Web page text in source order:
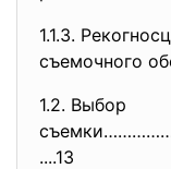
1.1.3.
съемочного
1.2. Выбор
....13